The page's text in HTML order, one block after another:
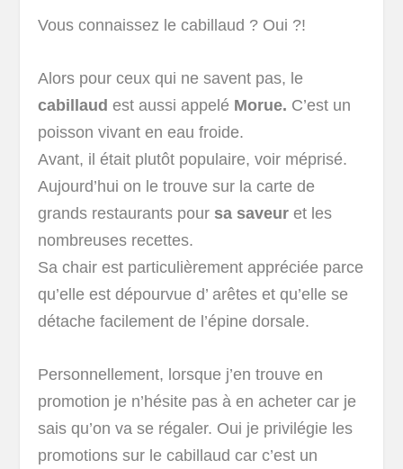
Vous connaissez le cabillaud ? Oui ?!
Alors pour ceux qui ne savent pas, le
cabillaud est aussi appelé Morue. C’est un
poisson vivant en eau froide.
Avant, il était plutôt populaire, voir méprisé.
Aujourd’hui on le trouve sur la carte de
grands restaurants pour sa saveur et les
nombreuses recettes.
Sa chair est particulièrement appréciée parce
qu’elle est dépourvue d’ arêtes et qu’elle se
détache facilement de l’épine dorsale.
Personnellement, lorsque j’en trouve en
promotion je n’hésite pas à en acheter car je
sais qu’on va se régaler. Oui je privilégie les
promotions sur le cabillaud car c’est un